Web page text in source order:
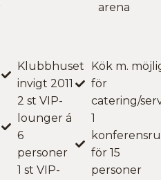
arena
Klubbhuset
invigt 2011
2 st VIP-
lounger á
6
personer
1 st VIP-
Kök m.
för
catering/
1
för 15
personer